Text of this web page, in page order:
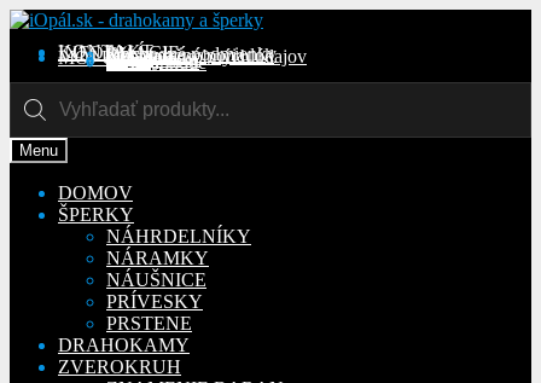
Preskočiť
navigáciu
Preskočiť
obsah
KONTAKT
INFORMÁCIE
Obchodné podmienky
Reklamačný poriadok
Ochrana osobných údajov
MÔJ ÚČETObjednávky
Adresy
Detaily účtu
Na stiahnutie
search
Menu
DOMOV
ŠPERKY
NÁHRDELNÍKY
NÁRAMKY
NÁUŠNICE
PRÍVESKY
PRSTENE
DRAHOKAMY
ZVEROKRUH